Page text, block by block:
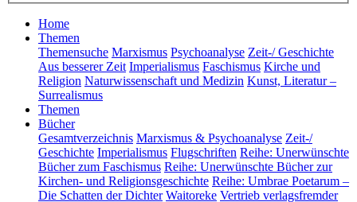
Home
Themen
Themensuche Marxismus Psychoanalyse Zeit-/ Geschichte
Aus besserer Zeit Imperialismus Faschismus Kirche und
Religion Naturwissenschaft und Medizin Kunst, Literatur –
Surrealismus
Themen
Bücher
Gesamtverzeichnis Marxismus & Psychoanalyse Zeit-/
Geschichte Imperialismus Flugschriften Reihe: Unerwünschte
Bücher zum Faschismus Reihe: Unerwünschte Bücher zur
Kirchen- und Religionsgeschichte Reihe: Umbrae Poetarum –
Die Schatten der Dichter Waitoreke Vertrieb verlagsfremder